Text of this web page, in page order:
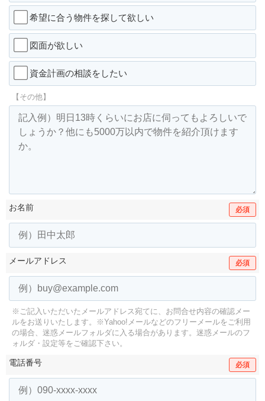
希望に合う物件を探して欲しい
図面が欲しい
資金計画の相談をしたい
【その他】
お名前 必須
メールアドレス 必須
※ご記入いただいたメールアドレス宛てに、お問合せ内容の確認メー
ルをお送りいたします。
※Yahoo!メールなどのフリーメールをご利用
の場合、迷惑メールフォルダに入る場合があります。 迷惑メールのフ
ォルダ・設定等をご確認下さい。
電話番号 必須